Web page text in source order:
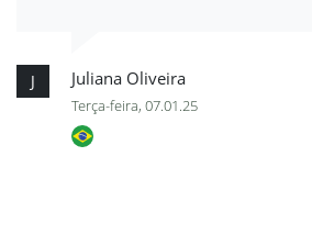
J Juliana Oliveira
Terça-feira, 07.01.25